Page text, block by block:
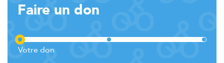
Faire un don